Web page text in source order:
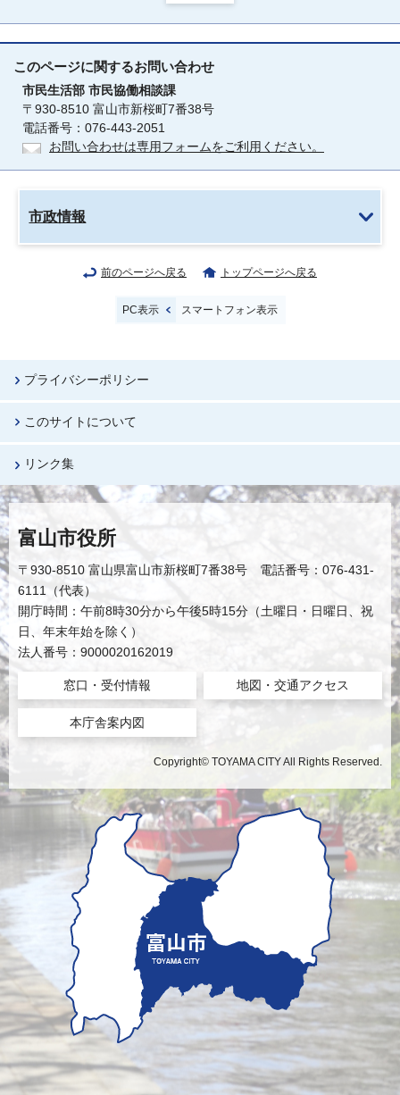
このページに関するお問い合わせ
市民生活部 市民協働相談課
〒930-8510 富山市新桜町7番38号
電話番号：076-443-2051
お問い合わせは専用フォームをご利用ください。
市政情報
前のページへ戻る トップページへ戻る
PC表示 スマートフォン表示
プライバシーポリシー
このサイトについて
リンク集
富山市役所
〒930-8510 富山県富山市新桜町7番38号 電話番号：076-431-
6111（代表）
開庁時間：午前8時30分から午後5時15分（土曜日・日曜日、祝
日、年末年始を除く）
法人番号：9000020162019
窓口・受付情報 地図・交通アクセス
本庁舎案内図
Copyright© TOYAMA CITY All Rights Reserved.